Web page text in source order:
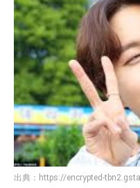
出典： https://encrypted-